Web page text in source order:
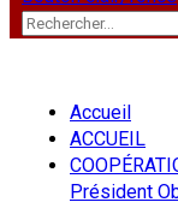
Rechercher :
Accueil
ACCUEIL
Président